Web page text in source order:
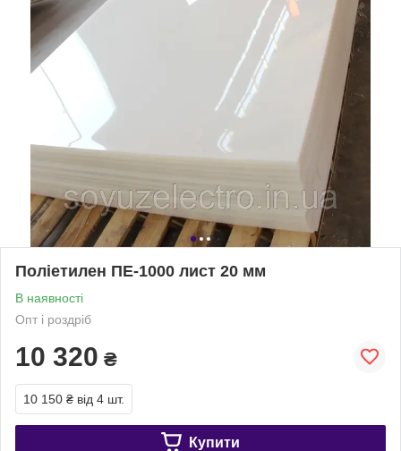
Поліетилен ПЕ-1000 лист 20 мм
В наявності
Опт і роздріб
10 320 ₴
10 150 ₴ від 4 шт.
Купити